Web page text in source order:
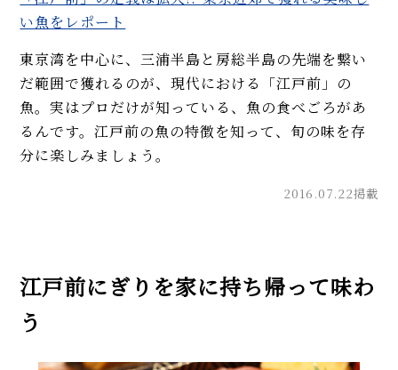
い魚をレポート
東京湾を中心に、三浦半島と房総半島の先端を繋い
だ範囲で獲れるのが、現代における「江戸前」の
魚。実はプロだけが知っている、魚の食べごろがあ
るんです。江戸前の魚の特徴を知って、旬の味を存
分に楽しみましょう。
2016.07.22掲載
江戸前にぎりを家に持ち帰って味わ
う